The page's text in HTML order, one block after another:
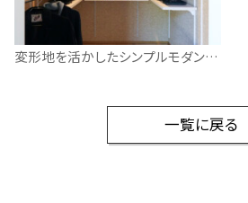
変形地を活かしたシンプルモダンな平屋
一覧に戻る